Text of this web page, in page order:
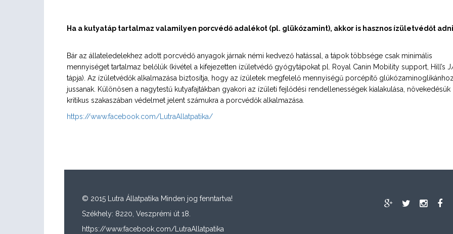
Ha a kutyatáp tartalmaz valamilyen porcvédő adalékot (pl. glükózamint), akkor is hasznos ízületvédőt
Bár az állateledelekhez adott porcvédő anyagok járnak némi kedvező hatással, a tápok többsége csak minimális
mennyiséget tartalmaz belőlük (kivétel a kifejezetten ízületvédő gyógytápokat pl. Royal Canin Mobility support, Hill’s
tápja). Az ízületvédők alkalmazása biztosítja, hogy az ízületek megfelelő mennyiségű porcépítő
jussanak. Különösen a nagytestű kutyafajtákban gyakori az ízületi fejlődési rendellenességek kialakulása, növekedésük
kritikus szakaszában védelmet jelent számukra a porcvédők alkalmazása.
https://www.facebook.com/LutraAllatpatika/
© 2015 Lutra Állatpatika Minden jog fenntartva!
Székhely: 8220, Veszprémi út 18.
https://www.facebook.com/LutraAllatpatika